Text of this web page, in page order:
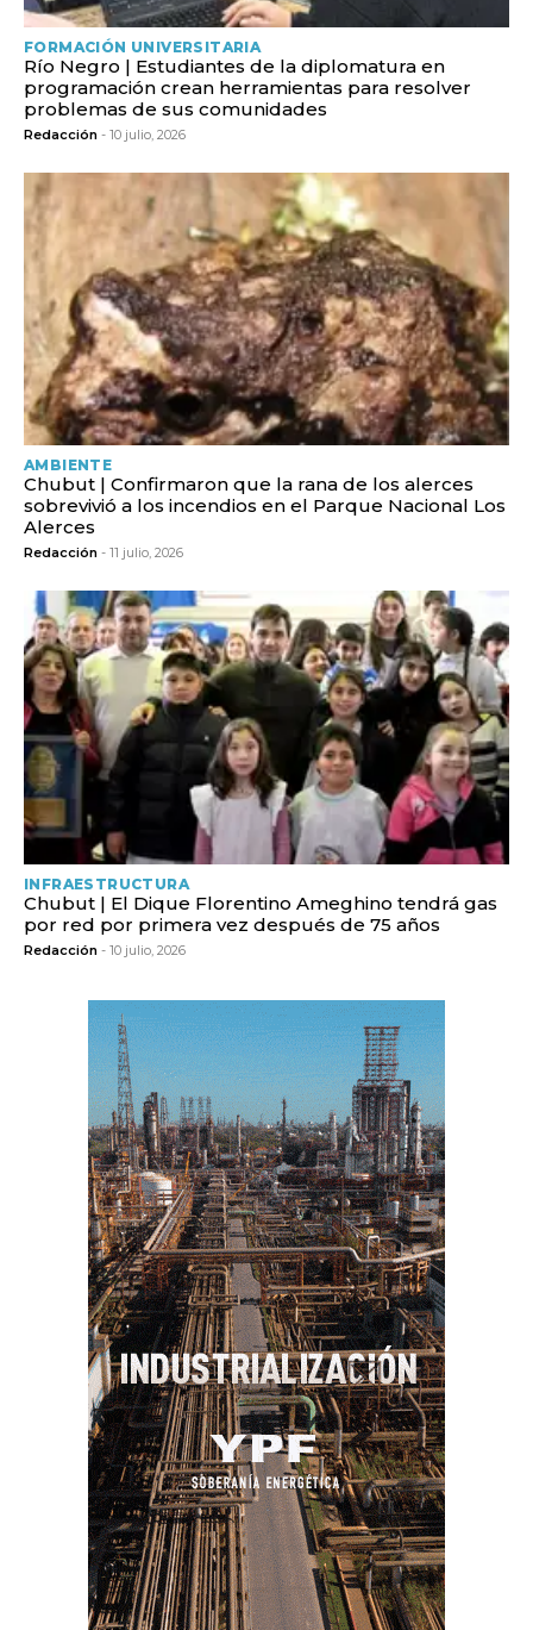
FORMACIÓN UNIVERSITARIA
Río Negro | Estudiantes de la diplomatura en
programación crean herramientas para resolver
problemas de sus comunidades
Redacción - 10 julio, 2026
AMBIENTE
Chubut | Confirmaron que la rana de los alerces
sobrevivió a los incendios en el Parque Nacional Los
Alerces
Redacción - 11 julio, 2026
INFRAESTRUCTURA
Chubut | El Dique Florentino Ameghino tendrá gas
por red por primera vez después de 75 años
Redacción - 10 julio, 2026